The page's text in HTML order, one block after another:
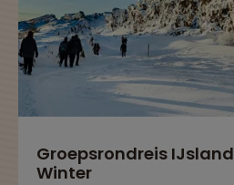
Groepsrondreis IJsland
Winter